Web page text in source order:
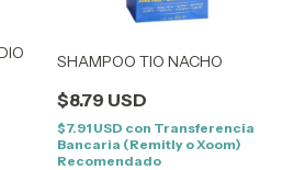
SHAMPOO TIO NACHO
$8.79 USD
$7.91 USD con Transferencia
Bancaria (Remitly o Xoom)
Recomendado